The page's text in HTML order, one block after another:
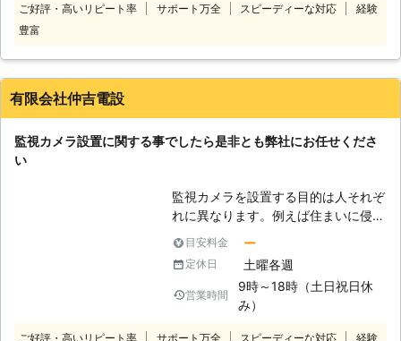
の様なニーズに対応してきた数多くの
いる問題に対してどのように対応する
ご好評・高いリピート率 サポート万全 スピーディーな対応
経験
豊富
有限会社仲吉電設
監視カメラ設置に関する事でしたら是非とも弊社にお任せくださ
い
監視カメラを設置する目的は人それぞ
れに異なります。例えば住まいに侵入
して窃盗する犯罪を防ぐ事や、或いは
窃盗の被害を受けた際に証拠を記録に
残しておいて、捜査用の解析に使用さ
れます。弊社では監視カメラに関する
専門知識を保有し、多くの施工実績を
持つプロフェッショナルのスタッフが
目安料金 ー
定休日 土曜各週
営業時間
9時～18時（土日祝日休
み）
ご好評・高いリピート率 サポート万全 スピーディーな対応
経験